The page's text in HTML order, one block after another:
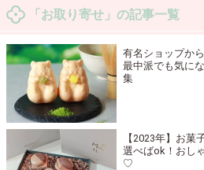
「お取り寄せ」の記事一覧
有名ショップか
最中派でも気に
集
【2023年】お菓
選べばok！おし
♡